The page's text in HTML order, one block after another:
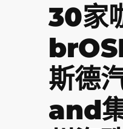
30家
斯德
and